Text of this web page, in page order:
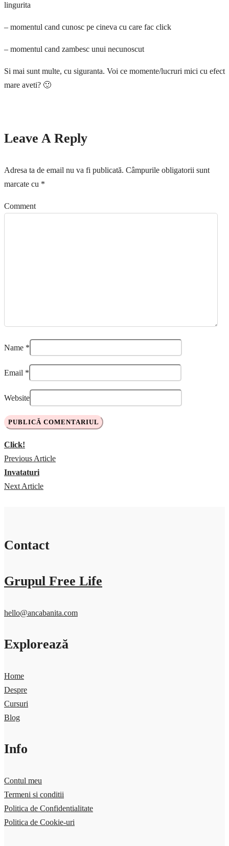
lingurita
– momentul cand cunosc pe cineva cu care fac click
– momentul cand zambesc unui necunoscut
Si mai sunt multe, cu siguranta. Voi ce momente/lucruri mici cu efect
mare aveti? 🙂
Leave A Reply
Adresa ta de email nu va fi publicată. Câmpurile obligatorii sunt
marcate cu *
Comment
Name *
Email *
Website
Click!
Previous Article
Invataturi
Next Article
Contact
Grupul Free Life
hello@ancabanita.com
Explorează
Home
Despre
Cursuri
Blog
Info
Contul meu
Termeni si conditii
Politica de Confidentialitate
Politica de Cookie-uri